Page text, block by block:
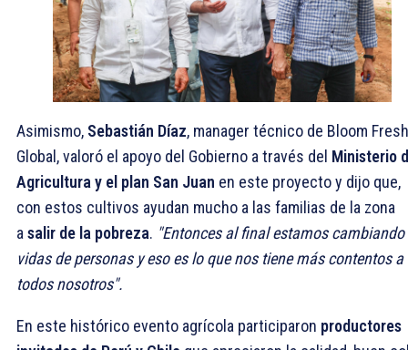
Asimismo, Sebastián Díaz, manager técnico de Bloom Fresh
Global, valoró el apoyo del Gobierno a través del Ministerio
Agricultura y el plan San Juan en este proyecto y dijo que,
con estos cultivos ayudan mucho a las familias de la zona
a salir de la pobreza. "Entonces al final estamos cambiando
vidas de personas y eso es lo que nos tiene más contentos a
todos nosotros".
En este histórico evento agrícola participaron productores